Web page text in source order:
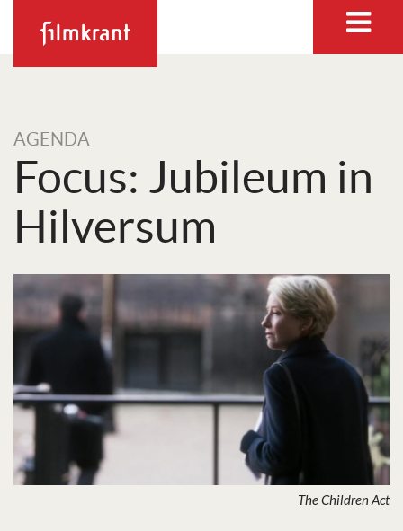
AGENDA
Focus: Jubileum in
Hilversum
The Children Act